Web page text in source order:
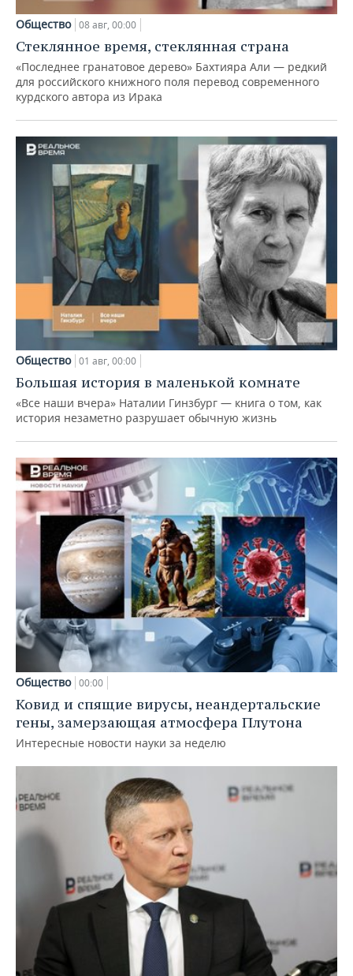
Общество 08 авг, 00:00
Стеклянное время, стеклянная страна
«Последнее гранатовое дерево» Бахтияра Али — редкий
для российского книжного поля перевод современного
курдского автора из Ирака
Общество 01 авг, 00:00
Большая история в маленькой комнате
«Все наши вчера» Наталии Гинзбург — книга о том, как
история незаметно разрушает обычную жизнь
Общество 00:00
Ковид и спящие вирусы, неандертальские
гены, замерзающая атмосфера Плутона
Интересные новости науки за неделю